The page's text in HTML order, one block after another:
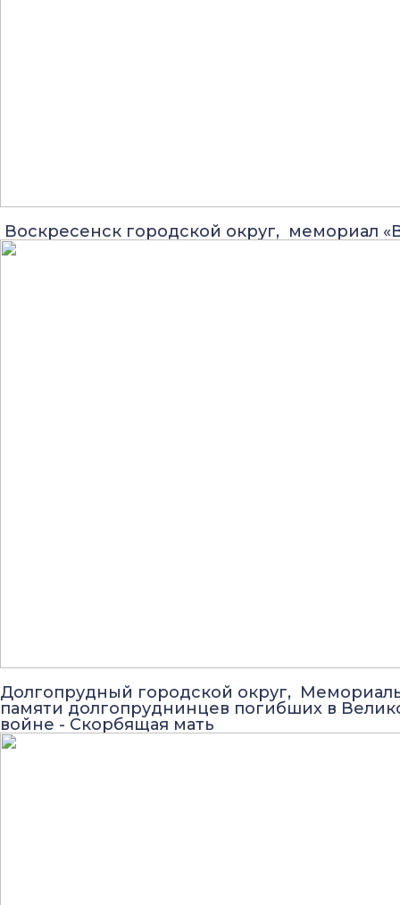
Воскресенск городской округ, мемориал
Долгопрудный городской округ,
памяти долгопруднинцев погибших в
войне - Скорбящая мать